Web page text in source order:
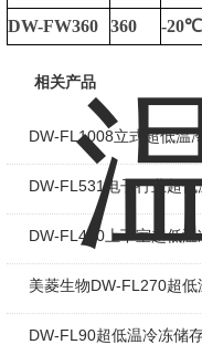
DW-FW360
360 -20℃
相关产品
DW-FL1008立式超低温
DW-FL531电子行业超
DW-FL450上下室超低温
美菱生物DW-FL270超
DW-FL90超低温冷冻储